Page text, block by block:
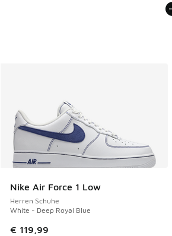
Nike Air Force 1 Low
Herren Schuhe
White - Deep Royal Blue
€ 119,99